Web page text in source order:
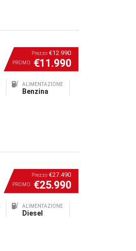
Prezzo €12.990
PROMO €11.990
ALIMENTAZIONE
Benzina
Prezzo €27.490
PROMO €25.990
ALIMENTAZIONE
Diesel